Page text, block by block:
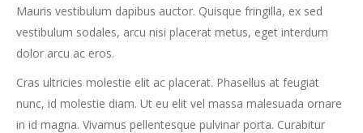
Mauris vestibulum dapibus auctor. Quisque fringilla, ex sed
vestibulum sodales, arcu nisi placerat metus, eget interdum
dolor arcu ac eros.
Cras ultricies molestie elit ac placerat. Phasellus at feugiat
nunc, id molestie diam. Ut eu elit vel massa malesuada ornare
in id magna. Vivamus pellentesque pulvinar porta. Curabitur